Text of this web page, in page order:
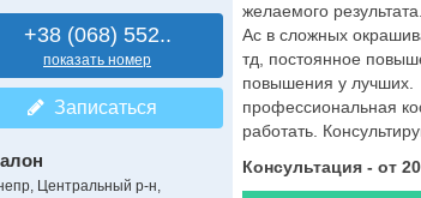
+38 (068) 552..
показать номер
Записаться
Центральный р-н,
желаемого
Ас в сложных
тд, постоянное
повышения у лучших.
профессиональная
работать.
Консультация - от